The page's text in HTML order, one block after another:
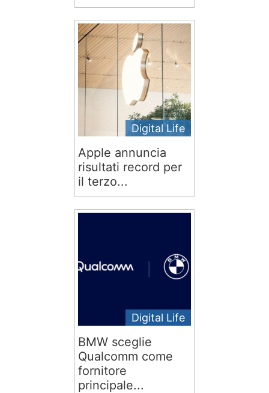
Digital Life
Apple annuncia
risultati record per
il terzo...
Digital Life
BMW sceglie
Qualcomm come
fornitore
principale...